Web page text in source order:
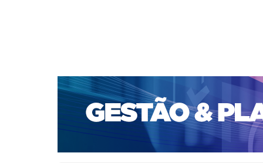
CAPA SOBRE ACESSO CADASTRO
PORTAL DE REVISTAS DA UNIFACS
SUBMISSÕES
PARA SUBMISSÃO DE ARTIGOS
TUTORIAL PARA
Capa v. 24, jan./dez. 2023> Curi Filho